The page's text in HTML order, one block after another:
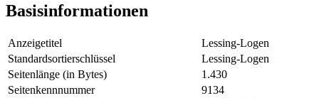
Basisinformationen
Anzeigetitel
Lessing-Logen
Standardsortierschlüssel
Lessing-Logen
Seitenlänge (in Bytes)
1.430
Seitenkennnummer
9134